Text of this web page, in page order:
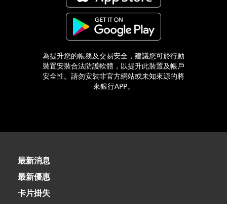
02-8979-6600
為提升您的帳務及交易安全，建議您可於行動
裝置安裝合法防護軟體，以提升此裝置及帳戶
安全性。請勿安裝非官方網站或未知來源的將
來銀行APP。
最新消息
最新優惠
卡片掛失